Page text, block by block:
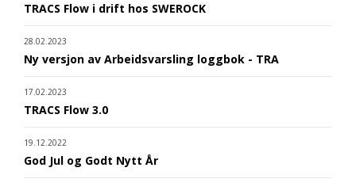
TRACS Flow i drift hos SWEROCK
28.02.2023
Ny versjon av Arbeidsvarsling loggbok - TRA
17.02.2023
TRACS Flow 3.0
19.12.2022
God Jul og Godt Nytt År